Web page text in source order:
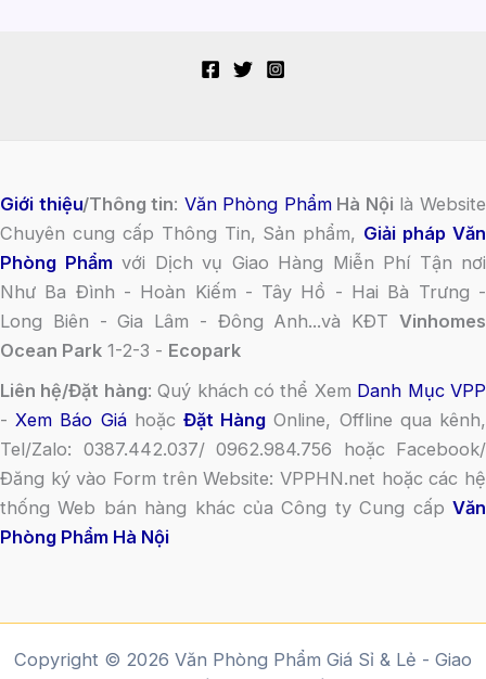
Giới thiệu/Thông tin: Văn Phòng PhẩmHà Nội là Website
Chuyên cung cấp Thông Tin, Sản phẩm, Giải pháp Văn
Phòng Phẩm với Dịch vụ Giao Hàng Miễn Phí Tận nơi
Như Ba Đình - Hoàn Kiếm - Tây Hồ - Hai Bà Trưng -
Long Biên - Gia Lâm - Đông Anh...và KĐT Vinhomes
Ocean Park 1-2-3 - Ecopark
Liên hệ/Đặt hàng: Quý khách có thể Xem Danh Mục VPP
-Xem Báo GiáhoặcĐặt Hàng Online, Offline qua kênh,
Tel/Zalo: 0387.442.037/ 0962.984.756 hoặc Facebook/
Đăng ký vào Form trên Website: VPPHN.net hoặc các hệ
thống Web bán hàng khác của Công ty Cung cấp Văn
Phòng Phẩm Hà Nội
Copyright © 2026 Văn Phòng Phẩm Giá Sỉ & Lẻ - Giao